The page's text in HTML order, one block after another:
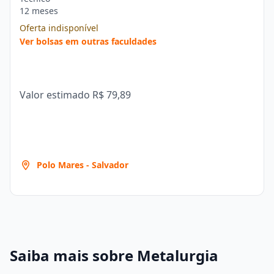
12 meses
Oferta indisponível
Ver bolsas em outras faculdades
Valor estimado R$ 79,89
Polo Mares - Salvador
Saiba mais sobre Metalurgia